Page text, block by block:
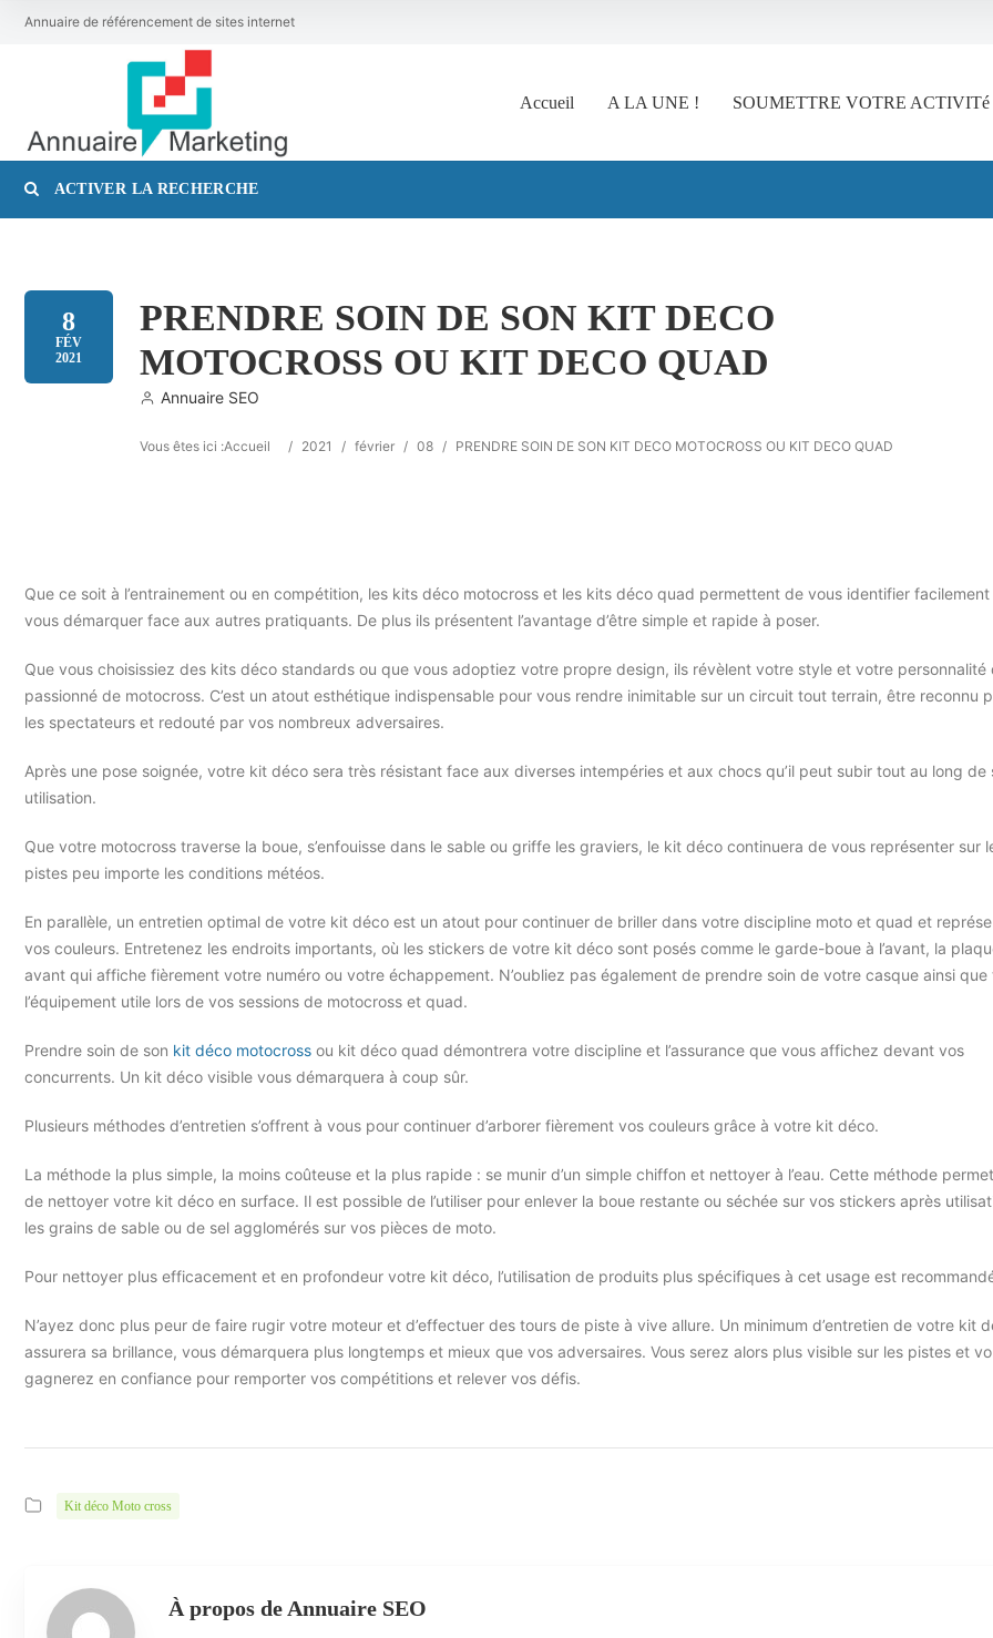
Annuaire de référencement de sites internet
Accueil A LA UNE ! SOUMETTRE VOTRE ACTIVITé
ACTIVER LA RECHERCHE
Catégorie Rechercher
8
FÉV
2021
PRENDRE SOIN DE SON KIT DECO
MOTOCROSS OU KIT DECO QUAD
Annuaire SEO
Vous êtes ici :Accueil / 2021 / février / 08 / PRENDRE SOIN DE SON KIT DECO MOTOCROSS OU KIT DECO QUAD
Que ce soit à l’entrainement ou en compétition, les kits déco motocross et les kits déco quad permettent de vous identifier
vous démarquer face aux autres pratiquants. De plus ils présentent l’avantage d’être simple et rapide à poser.
Que vous choisissiez des kits déco standards ou que vous adoptiez votre propre design, ils révèlent votre style et votre personnalité
passionné de motocross. C’est un atout esthétique indispensable pour vous rendre inimitable sur un circuit tout terrain, être reconnu
les spectateurs et redouté par vos nombreux adversaires.
Après une pose soignée, votre kit déco sera très résistant face aux diverses intempéries et aux chocs qu’il peut subir tout au long de
utilisation.
Que votre motocross traverse la boue, s’enfouisse dans le sable ou griffe les graviers, le kit déco continuera de vous représenter sur
pistes peu importe les conditions météos.
En parallèle, un entretien optimal de votre kit déco est un atout pour continuer de briller dans votre discipline moto et quad et
vos couleurs. Entretenez les endroits importants, où les stickers de votre kit déco sont posés comme le garde-boue à l’avant, la
avant qui affiche fièrement votre numéro ou votre échappement. N’oubliez pas également de prendre soin de votre casque ainsi que
l’équipement utile lors de vos sessions de motocross et quad.
Prendre soin de son kit déco motocross ou kit déco quad démontrera votre discipline et l’assurance que vous affichez devant vos
concurrents. Un kit déco visible vous démarquera à coup sûr.
Plusieurs méthodes d’entretien s’offrent à vous pour continuer d’arborer fièrement vos couleurs grâce à votre kit déco.
La méthode la plus simple, la moins coûteuse et la plus rapide : se munir d’un simple chiffon et nettoyer à l’eau. Cette méthode
de nettoyer votre kit déco en surface. Il est possible de l’utiliser pour enlever la boue restante ou séchée sur vos stickers après
les grains de sable ou de sel agglomérés sur vos pièces de moto.
Pour nettoyer plus efficacement et en profondeur votre kit déco, l’utilisation de produits plus spécifiques à cet usage est
N’ayez donc plus peur de faire rugir votre moteur et d’effectuer des tours de piste à vive allure. Un minimum d’entretien de votre kit
assurera sa brillance, vous démarquera plus longtemps et mieux que vos adversaires. Vous serez alors plus visible sur les pistes et
gagnerez en confiance pour remporter vos compétitions et relever vos défis.
Kit déco Moto cross
À propos de Annuaire SEO